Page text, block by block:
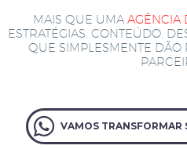
MAIS QUE UMA AGÊNCIA
ESTRATÉGIAS, CONTEÚDO,
QUE SIMPLESMENTE DÃO
VAMOS TRANSFORMAR